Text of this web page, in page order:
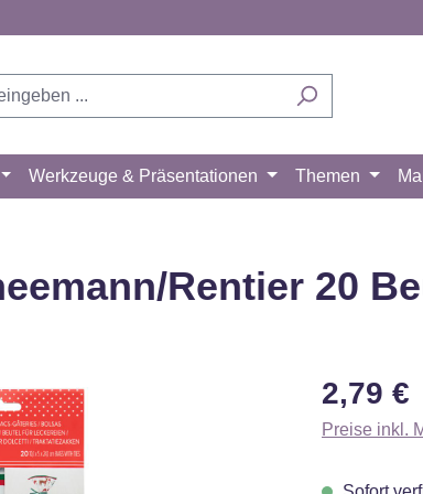
Werkzeuge & Präsentationen Themen
Rentier 20
Regulärer
2,79 €
Preise inkl.